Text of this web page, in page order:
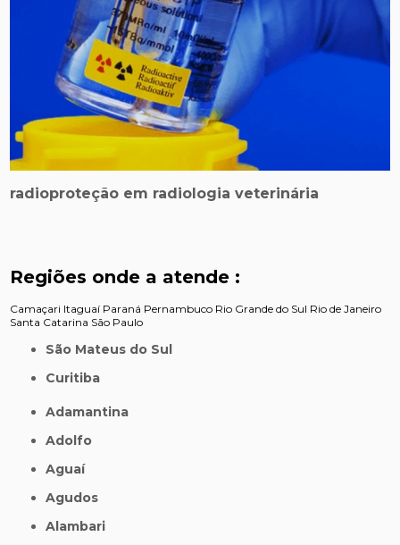
radioproteção em radiologia veterinária
Regiões onde a atende :
Camaçari Itaguaí Paraná Pernambuco Rio Grande do Sul Rio de Janeiro
Santa Catarina São Paulo
São Mateus do Sul
Curitiba
Adamantina
Adolfo
Aguaí
Agudos
Alambari